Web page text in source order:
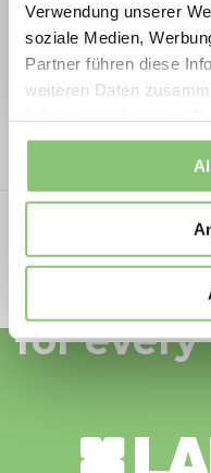
Verwendung unserer
soziale Medien,
Partner führen diese
weiteren Daten
gesammelt haben.
Lappsets
Erneuerung und
Jetzt
nutzen
Movement for
for